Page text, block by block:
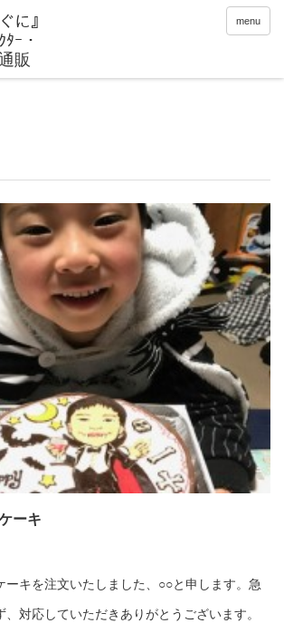
menu
ーキ
ーキを注文いたしました、○○と申します。急
対応していただきありがとうございます。